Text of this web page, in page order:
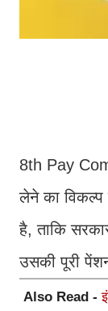
8th Pay
लेने का
है, ताकि
उसकी पूरी
Also Read -